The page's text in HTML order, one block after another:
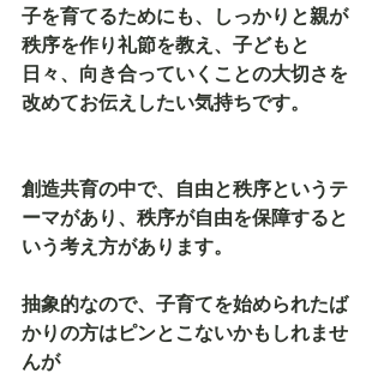
子を育てるためにも、しっかりと親が
秩序を作り礼節を教え、子どもと
日々、向き合っていくことの大切さを
改めてお伝えしたい気持ちです。
創造共育の中で、自由と秩序というテ
ーマがあり、秩序が自由を保障すると
いう考え方があります。
抽象的なので、子育てを始められたば
かりの方はピンとこないかもしれませ
んが